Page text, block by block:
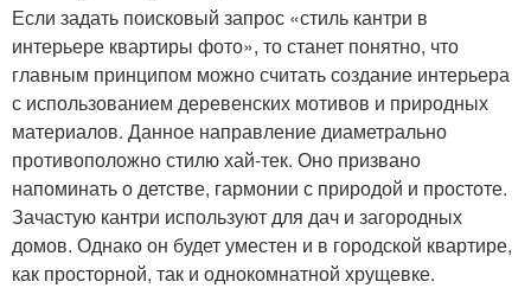
Если задать поисковый запрос «стиль кантри в
интерьере квартиры фото», то станет понятно, что
главным принципом можно считать создание интерьера
с использованием деревенских мотивов и природных
материалов. Данное направление диаметрально
противоположно стилю хай-тек. Оно призвано
напоминать о детстве, гармонии с природой и простоте.
Зачастую кантри используют для дач и загородных
домов. Однако он будет уместен и в городской квартире,
как просторной, так и однокомнатной хрущевке.